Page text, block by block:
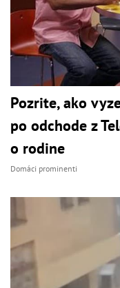
Pozrite, ako
po odchode z
o rodine
Domáci prominenti